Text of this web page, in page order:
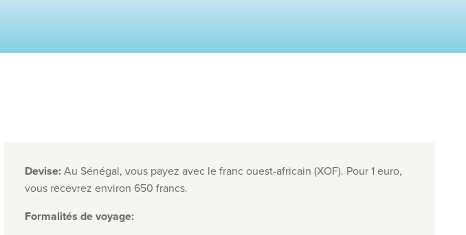
Nos agences de voyage
de la vie privée
Devise:Au Sénégal, vous payez avec le franc ouest-africain (XOF). Pour 1 euro,
vous recevrez environ 650 francs.
Formalités de voyage: